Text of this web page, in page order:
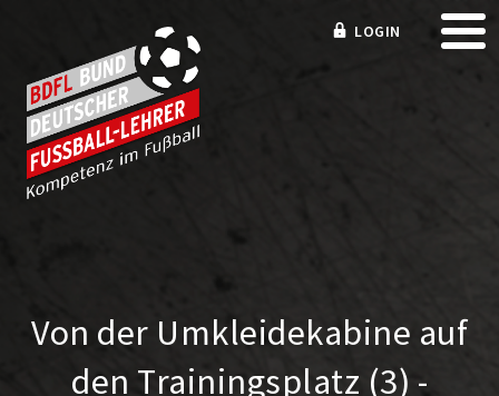
LOGIN
Von der Umkleidekabine auf
den Trainingsplatz (3) -